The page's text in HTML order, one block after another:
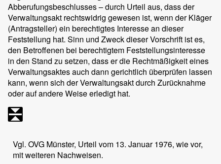
Abberufungsbeschlusses – durch Urteil aus, dass der
Verwaltungsakt rechtswidrig gewesen ist, wenn der Kläger
(Antragsteller) ein berechtigtes Interesse an dieser
Feststellung hat. Sinn und Zweck dieser Vorschrift ist es,
den Betroffenen bei berechtigtem Feststellungsinteresse
in den Stand zu setzen, dass er die Rechtmäßigkeit eines
Verwaltungsaktes auch dann gerichtlich überprüfen lassen
kann, wenn sich der Verwaltungsakt durch Zurücknahme
oder auf andere Weise erledigt hat.
Vgl. OVG Münster, Urteil vom 13. Januar 1976, wie vor,
mit weiteren Nachweisen.